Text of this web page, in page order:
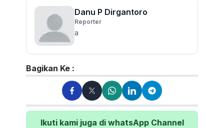
Danu P Dirgantoro
Reporter
a
Bagikan Ke :
Ikuti kami juga di whatsApp Channel